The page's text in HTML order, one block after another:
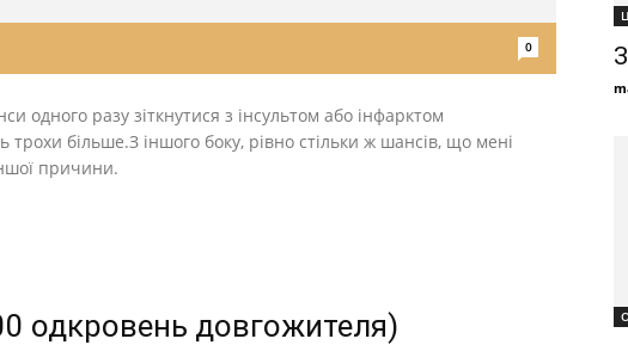
0
одного разу зіткнутися з інсультом або інфарктом
трохи більше.З іншого боку, рівно стільки ж шансів, що мені
причини.
одкровень довгожителя)